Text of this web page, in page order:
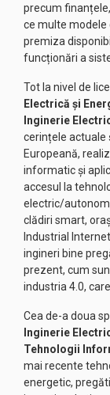
precum
ce multe modele
premiza
funcționări a
Tot la nivel de
Electrică și
Inginerie
cerințele actuale
Europeană,
informatic și
accesul la
electric/
clădiri smart,
Industrial
ingineri bine
prezent, cum
industria 4.0,
Cea de-a doua
Inginerie
Tehnologii
mai recente
energetic,